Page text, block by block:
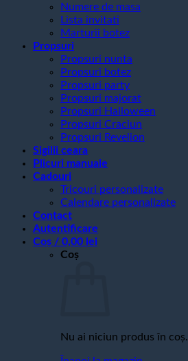
Numere de masa
Lista invitati
Marturii botez
Propsuri
Propsuri nunta
Propsuri botez
Propsuri party
Propsuri majorat
Propsuri Halloween
Propsuri Craciun
Propsuri Revelion
Sigilii ceara
Plicuri manuale
Cadouri
Tricouri personalizate
Calendare personalizate
Contact
Autentificare
Coș / 0,00 lei
Coș
Nu ai niciun produs în coș.